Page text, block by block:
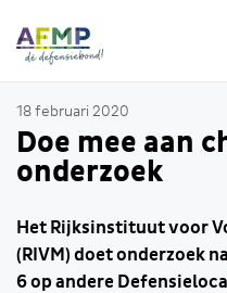
18 februari 2020
Doe mee aan
onderzoek
Het Rijksinstituut voor
(RIVM) doet onderzoek
6 op andere